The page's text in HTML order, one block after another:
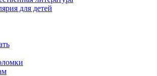
для детей